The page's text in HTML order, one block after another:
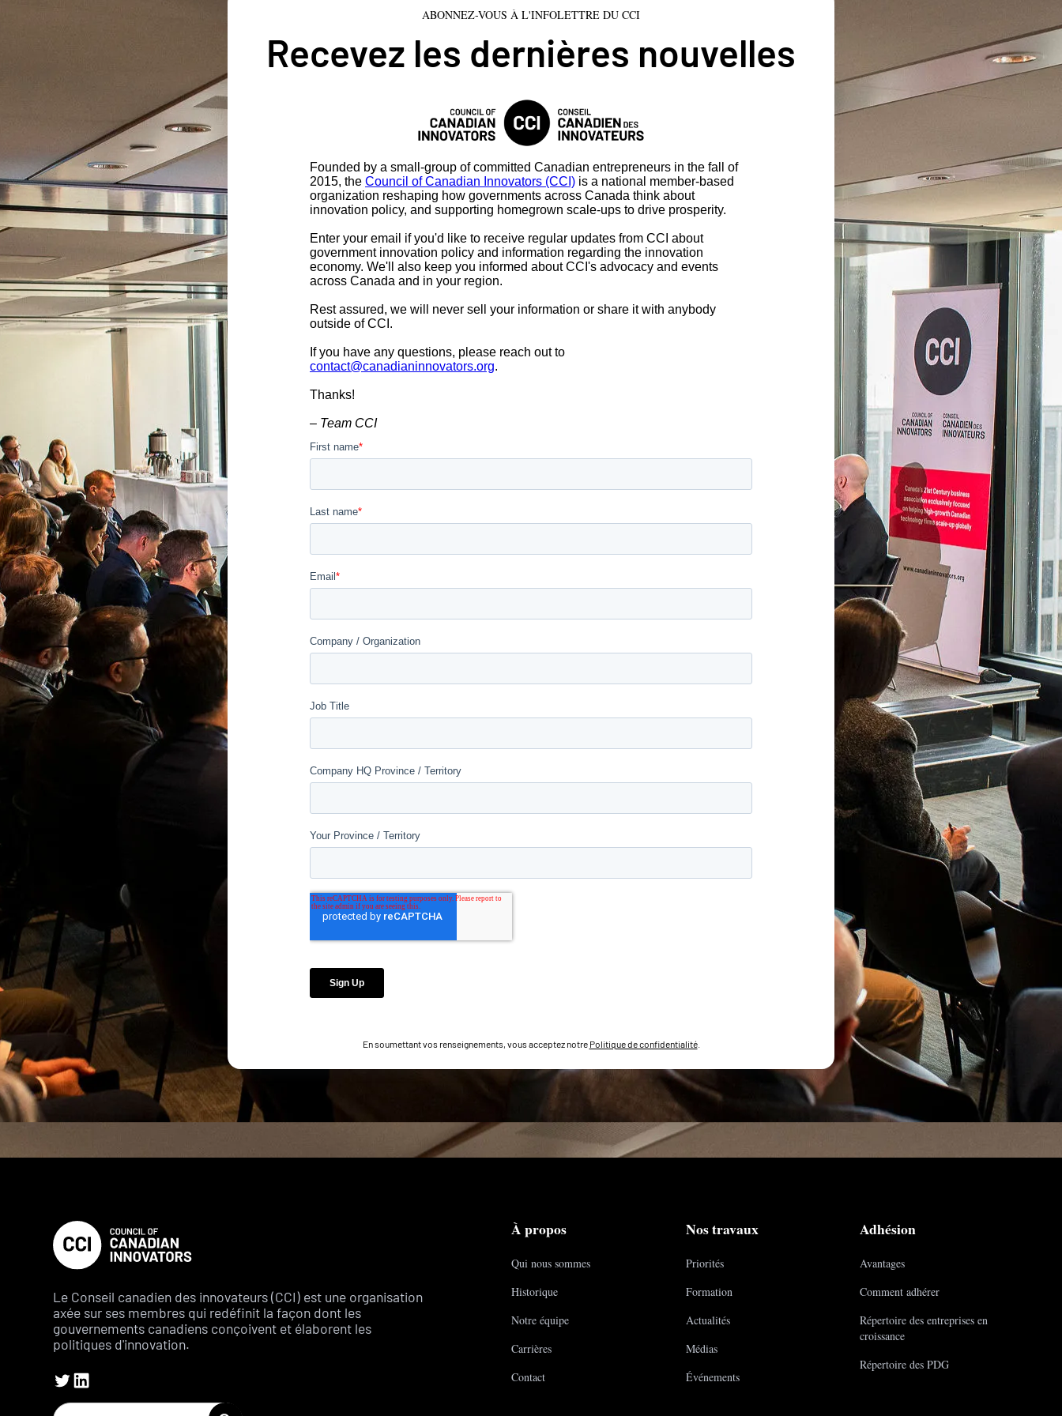
ABONNEZ-VOUS À L'INFOLETTRE DU CCI
Recevez les dernières nouvelles
En soumettant vos renseignements, vous acceptez notre Politique de confidentialité.
Le Conseil canadien des innovateurs (CCI) est une organisation
axée sur ses membres qui redéfinit la façon dont les
gouvernements canadiens conçoivent et élaborent les
politiques d'innovation.
À propos
Qui nous sommes
Historique
Notre équipe
Carrières
Contact
Nos travaux
Priorités
Formation
Actualités
Médias
Événements
Adhésion
Avantages
Comment adhérer
Répertoire des entreprises en
croissance
Répertoire des PDG